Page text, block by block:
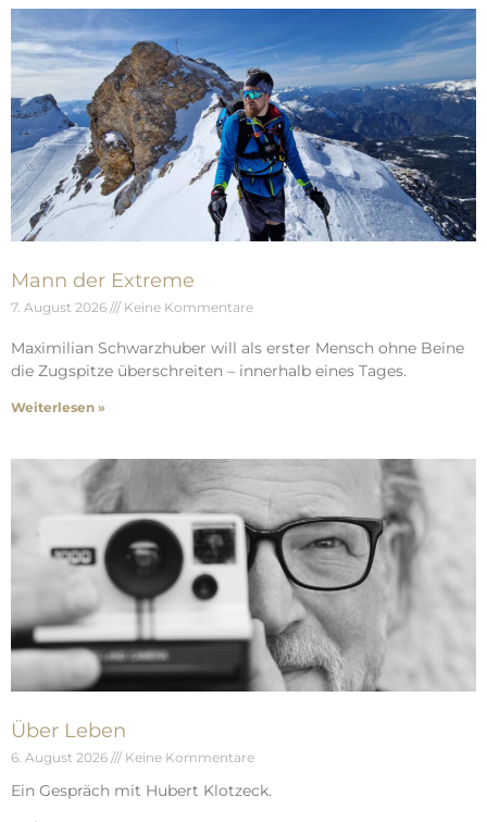
Mann der Extreme
7. August 2026 Keine Kommentare
Maximilian Schwarzhuber will als erster Mensch ohne Beine
die Zugspitze überschreiten – innerhalb eines Tages.
Weiterlesen »
Über Leben
6. August 2026 Keine Kommentare
Ein Gespräch mit Hubert Klotzeck.